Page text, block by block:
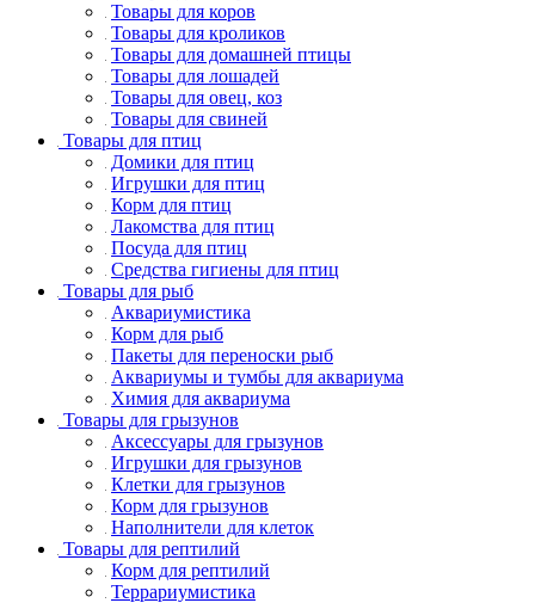
Товары для коров
Товары для кроликов
Товары для домашней птицы
Товары для лошадей
Товары для овец, коз
Товары для свиней
Товары для птиц
Домики для птиц
Игрушки для птиц
Корм для птиц
Лакомства для птиц
Посуда для птиц
Средства гигиены для птиц
Товары для рыб
Аквариумистика
Корм для рыб
Пакеты для переноски рыб
Аквариумы и тумбы для аквариума
Химия для аквариума
Товары для грызунов
Аксессуары для грызунов
Игрушки для грызунов
Клетки для грызунов
Корм для грызунов
Наполнители для клеток
Товары для рептилий
Корм для рептилий
Террариумистика